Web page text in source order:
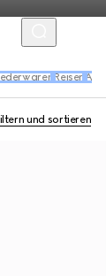
Reisen
und sortieren